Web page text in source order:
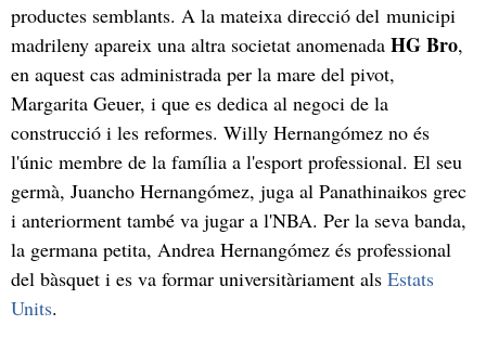
productes semblants. A la mateixa direcció del municipi
madrileny apareix una altra societat anomenada HG Bro,
en aquest cas administrada per la mare del pivot,
Margarita Geuer, i que es dedica al negoci de la
construcció i les reformes. Willy Hernangómez no és
l'únic membre de la família a l'esport professional. El seu
germà, Juancho Hernangómez, juga al Panathinaikos grec
i anteriorment també va jugar a l'NBA. Per la seva banda,
la germana petita, Andrea Hernangómez és professional
del bàsquet i es va formar universitàriament als Estats
Units.